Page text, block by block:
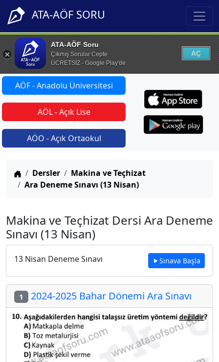
ATA-AÖF SORU
ATA-AÖF Soru
Çıkmış Sorular Cepte
ÜCRETSİZ - Google Play'de
AÇ
AÖF - Anadolu Üniversitesi
AÖL - Açık Lise
AÖO - Açık Ortaokul
Anasayfa
Dersler
Makina ve Teçhizat
Ara Deneme Sınavı (13 Nisan)
Makina ve Teçhizat Dersi Ara Deneme
Sınavı (13 Nisan)
13 Nisan Deneme Sınavı Sınava Başla
1 2024-2025 Bahar Dönemi Ara Sınavı